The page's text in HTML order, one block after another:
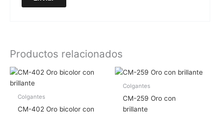
Productos relacionados
Colgantes
CM-402 Oro bicolor con
Colgantes
CM-259 Oro con
brillante